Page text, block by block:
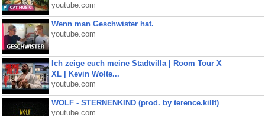
youtube.com
Wenn man Geschwister hat.
youtube.com
Ich zeige euch meine Stadtvilla | Room Tour X
XL | Kevin Wolte...
youtube.com
WOLF - STERNENKIND (prod. by terence.killt)
youtube.com